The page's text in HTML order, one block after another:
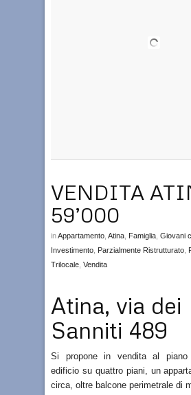
VENDITA
59’000
inAppartamento Atina Famiglia Giovani
Investimento Parzialmente Ristrutturato
Trilocale Vendita
Atina, via dei
Sanniti 489
Si propone in vendita al
edificio su quattro piani, un
circa, oltre balcone perimetrale di